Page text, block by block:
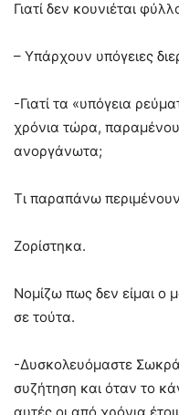
Γιατί δεν κουνιέται
– Υπάρχουν υπόγειες
-Γιατί τα «υπόγεια
χρόνια τώρα,
ανοργάνωτα;
Τι παραπάνω
Ζορίστηκα.
Νομίζω πως δεν είμαι ο
σε τούτα.
-Δυσκολευόμαστε
συζήτηση και όταν το